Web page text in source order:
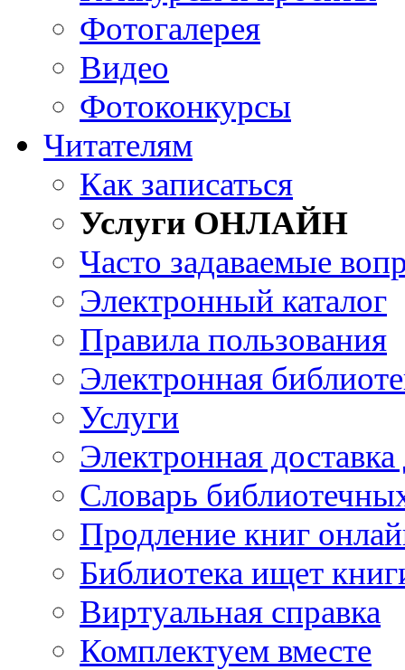
Фотогалерея
Видео
Фотоконкурсы
Читателям
Как записаться
Услуги ОНЛАЙН
Часто задаваемые
Электронный каталог
Правила пользования
Электронная
Услуги
Электронная
Словарь
Продление книг
Библиотека ищет
Виртуальная справка
Комплектуем вместе